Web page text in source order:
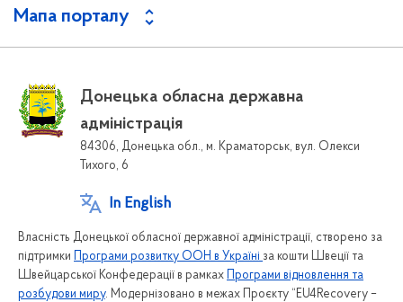
Мапа порталу
Донецька обласна державна
адміністрація
84306, Донецька обл., м. Краматорськ, вул. Олекси
Тихого, 6
In English
Власність Донецької обласної державної адміністрації, створено за
підтримки
Програми розвитку ООН в Україні за кошти Швеції та
Швейцарської Конфедерації в рамках
Програми відновлення та
розбудови миру. Модернізовано в межах Проєкту “EU4Recovery –